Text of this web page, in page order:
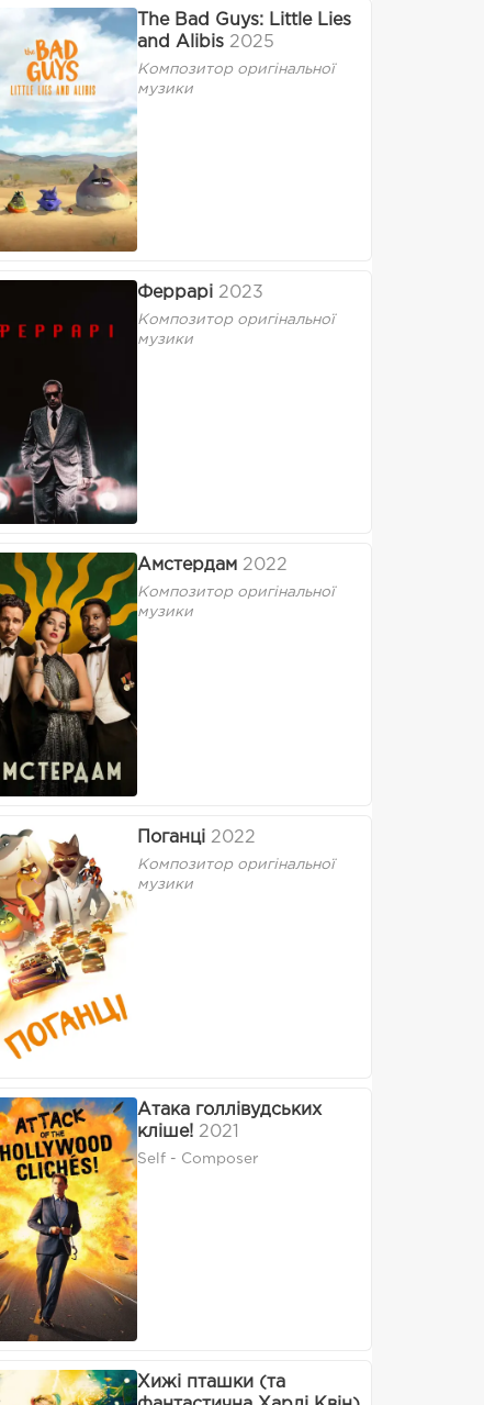
The Bad Guys: Little Lies
and Alibis 2025
Композитор оригінальної
музики
Феррарі 2023
Композитор оригінальної
музики
Амстердам 2022
Композитор оригінальної
музики
Поганці 2022
Композитор оригінальної
музики
Атака голлівудських
кліше! 2021
Self - Composer
Хижі пташки (та